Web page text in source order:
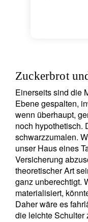
Zuckerbrot
Einerseits sind die
Ebene gespalten,
wenn überhaupt,
noch hypothetisch.
schwarzzumalen.
unser Haus eines
Versicherung
theoretischer Art
ganz unberechtigt.
materialisiert,
Daher wäre es
die leichte Schulter